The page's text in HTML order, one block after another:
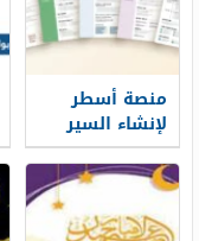
منصة أسطر
لإنشاء السير
الذاتية: حين
تتحول الخبرات
إلى حكاية
مهنية واضحة